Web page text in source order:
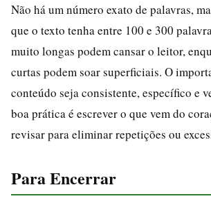
Não há um número exato de palavras,
que o texto tenha entre 100 e 300
muito longas podem cansar o leitor,
curtas podem soar superficiais. O
conteúdo seja consistente, específico e
boa prática é escrever o que vem do
revisar para eliminar repetições ou
Para Encerrar